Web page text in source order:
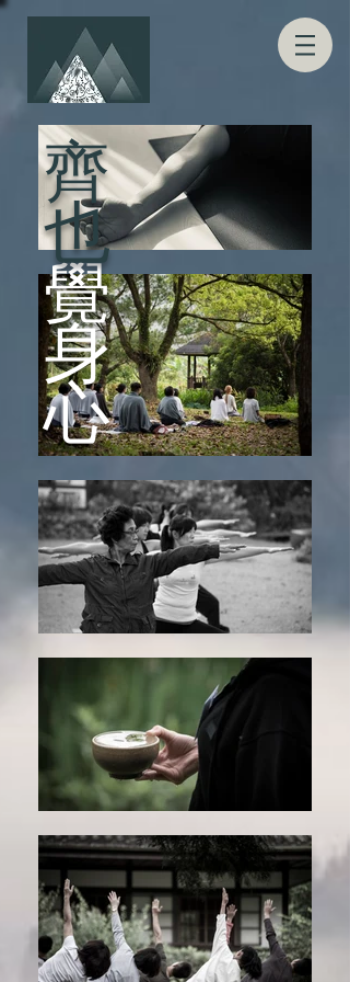
覺
身
​心
齊
​也